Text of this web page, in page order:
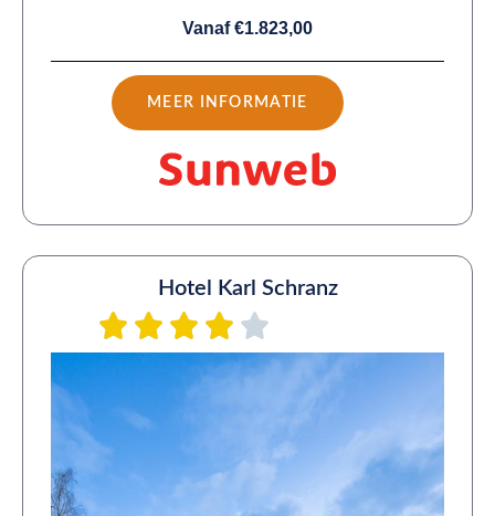
Vanaf €1.823,00
MEER INFORMATIE
Hotel Karl Schranz